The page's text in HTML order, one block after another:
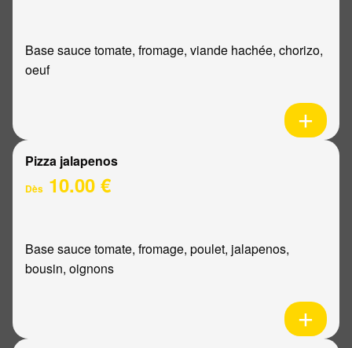
Base sauce tomate, fromage, viande hachée, chorizo,
oeuf
Pizza jalapenos
Dès 10.00 €
Base sauce tomate, fromage, poulet, jalapenos,
bousin, oignons